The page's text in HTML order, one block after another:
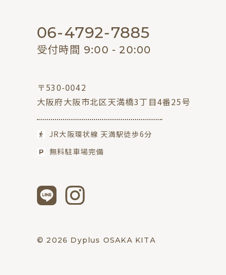
06-4792-7885
受付時間 9:00 - 20:00
〒530-0042
大阪府大阪市北区天満橋3丁目4番25号
JR大阪環状線 天満駅徒歩6分
無料駐車場完備
© 2026 Dyplus OSAKA KITA